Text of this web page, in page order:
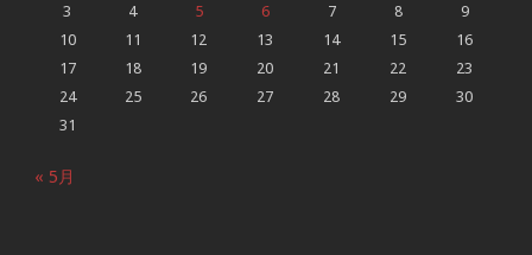
3
4 5 6 7 8
9
10
11 12 13 14 15
16
17
18 19 20 21 22
23
24
25 26 27 28 29
30
31
« 5月